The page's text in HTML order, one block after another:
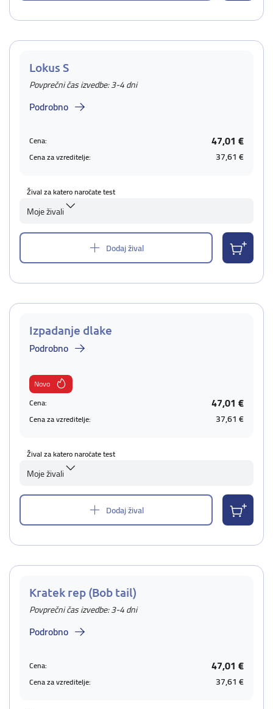
Lokus S
Povprečni čas izvedbe: 3-4 dni
Podrobno
Cena: 47,01 €
Cena za vzreditelje: 37,61 €
Žival za katero naročate test
Moje živali
Dodaj žival
Izpadanje dlake
Podrobno
Novo
Cena:
47,01 €
Cena za vzreditelje: 37,61 €
Žival za katero naročate test
Moje živali
Dodaj žival
Kratek rep (Bob tail)
Povprečni čas izvedbe: 3-4 dni
Podrobno
Cena: 47,01 €
Cena za vzreditelje: 37,61 €